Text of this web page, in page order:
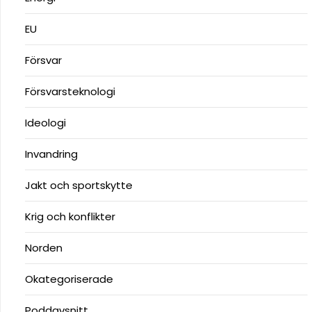
EU
Försvar
Försvarsteknologi
Ideologi
Invandring
Jakt och sportskytte
Krig och konflikter
Norden
Okategoriserade